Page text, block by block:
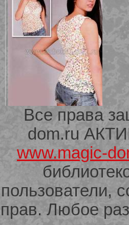
209 Белая кофта из ленточного
Все права
dom.ru
www.magic-
пользователи,
прав. Любое